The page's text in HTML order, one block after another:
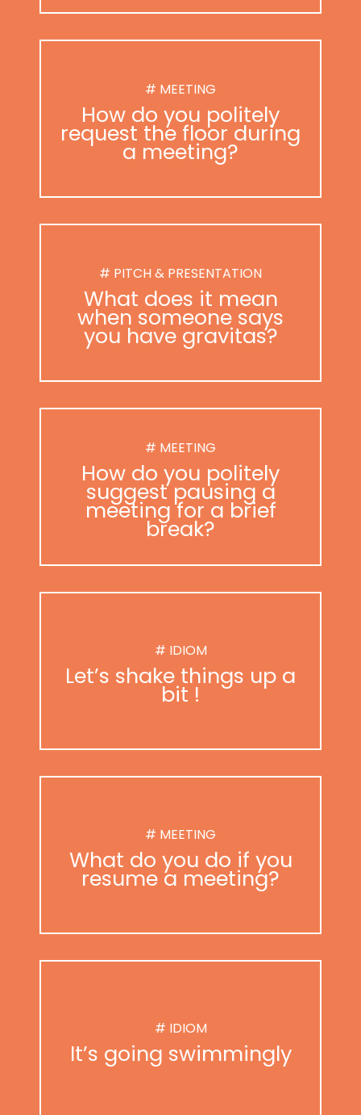
# MEETING
How do you politely
request the floor during
a meeting?
# PITCH & PRESENTATION
What does it mean
when someone says
you have gravitas?
# MEETING
How do you politely
suggest pausing a
meeting for a brief
break?
# IDIOM
Let’s shake things up a
bit !
# MEETING
What do you do if you
resume a meeting?
# IDIOM
It’s going swimmingly